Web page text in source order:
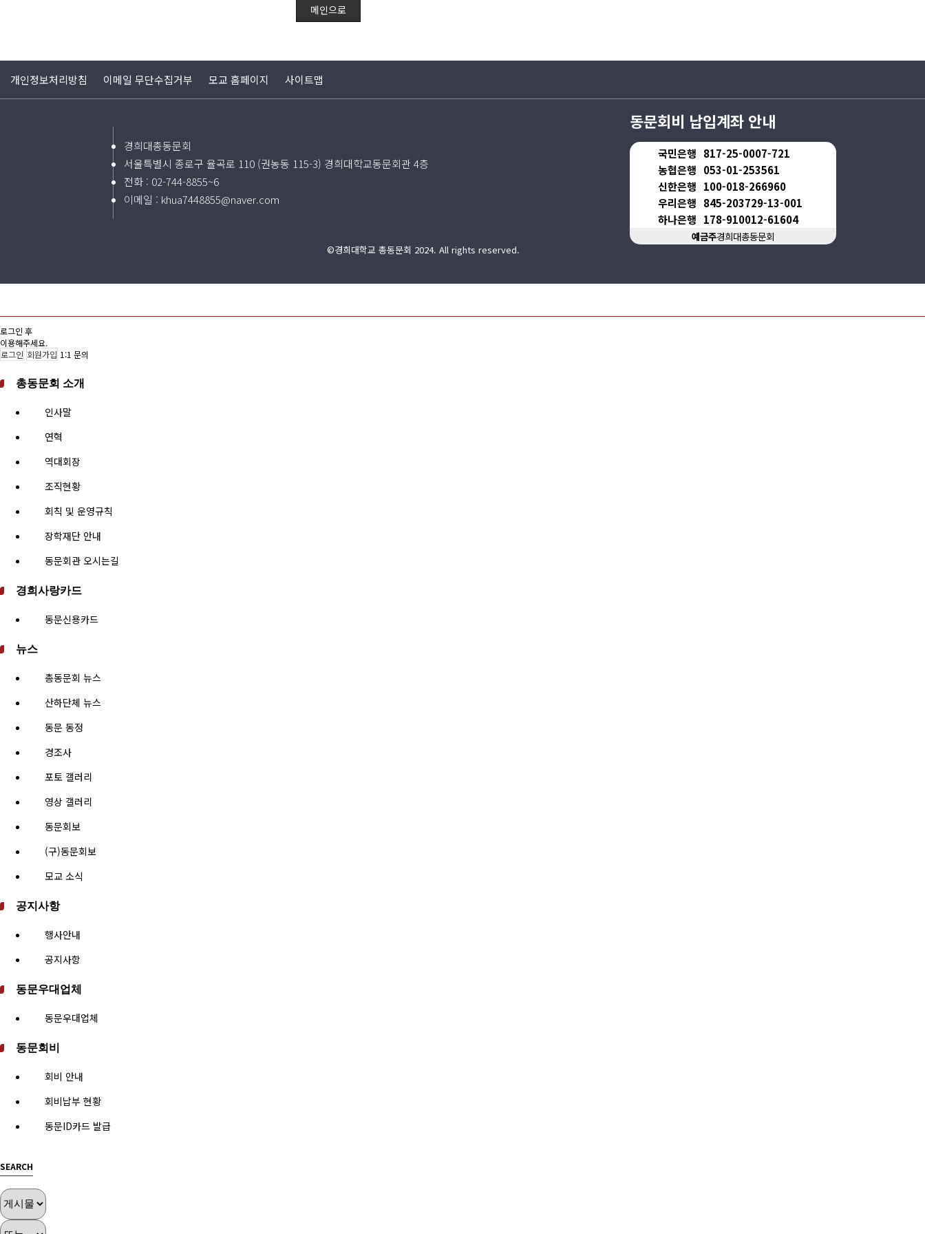
메인으로
개인정보처리방침 이메일 무단수집거부 모교 홈페이지 사이트맵
경희대총동문회
서울특별시 종로구 율곡로 110 (권농동 115-3) 경희대학교동문회관 4층
전화 : 02-744-8855~6
이메일 : khua7448855@naver.com
동문회비 납입계좌 안내
국민은행 817-25-0007-721
농협은행 053-01-253561
신한은행 100-018-266960
우리은행 845-203729-13-001
하나은행 178-910012-61604
예금주경희대총동문회
©경희대학교 총동문회 2024. All rights reserved.
로그인 후
이용해주세요.
로그인 회원가입 1:1 문의
총동문회 소개
인사말
연혁
역대회장
조직현황
회칙 및 운영규칙
장학재단 안내
동문회관 오시는길
경희사랑카드
동문신용카드
뉴스
총동문회 뉴스
산하단체 뉴스
동문 동정
경조사
포토 갤러리
영상 갤러리
동문회보
(구)동문회보
모교 소식
공지사항
행사안내
공지사항
동문우대업체
동문우대업체
동문회비
회비 안내
회비납부 현황
동문ID카드 발급
SEARCH